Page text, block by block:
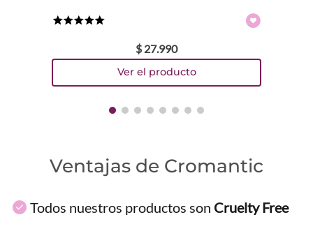
$ 27.990
Ventajas de Cromantic
Todos nuestros productos son Cruelty Free